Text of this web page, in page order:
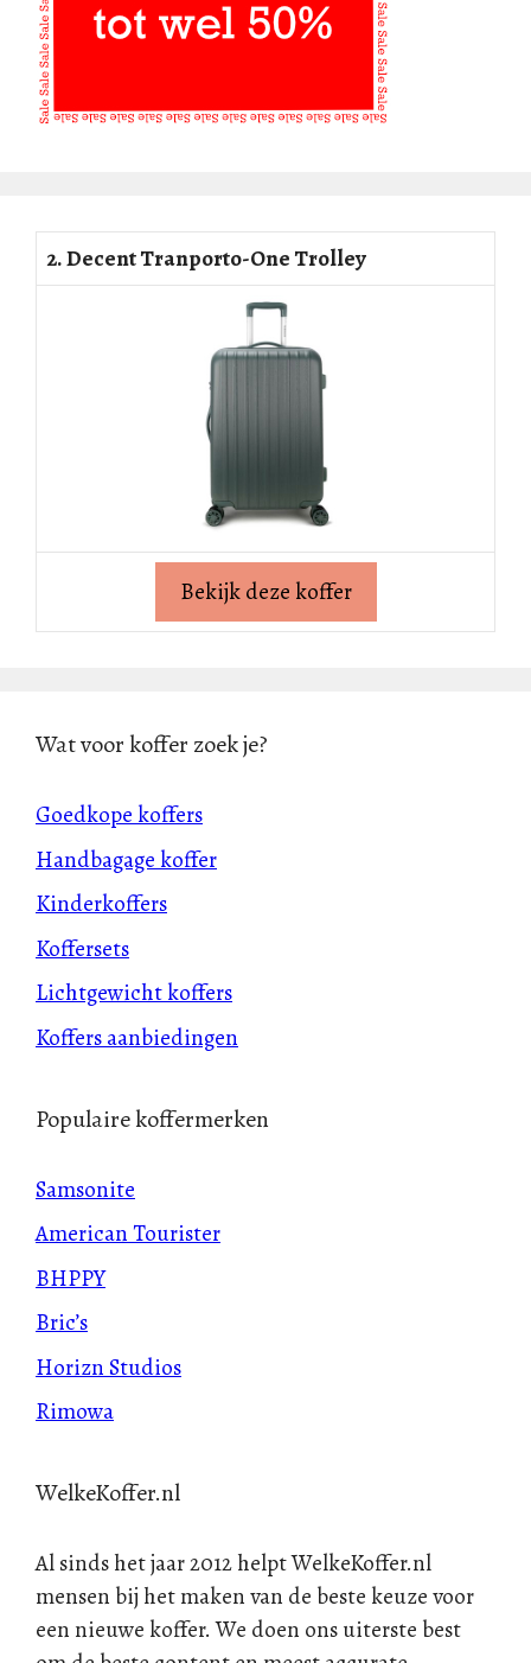
2. Decent Tranporto-One Trolley
Bekijk deze koffer
Wat voor koffer zoek je?
Goedkope koffers
Handbagage koffer
Kinderkoffers
Koffersets
Lichtgewicht koffers
Koffers aanbiedingen
Populaire koffermerken
Samsonite
American Tourister
BHPPY
Bric’s
Horizn Studios
Rimowa
WelkeKoffer.nl
Al sinds het jaar 2012 helpt WelkeKoffer.nl
mensen bij het maken van de beste keuze voor
een nieuwe koffer. We doen ons uiterste best